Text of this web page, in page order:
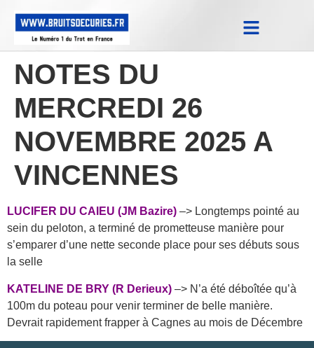
NOTES DU
MERCREDI 26
NOVEMBRE 2025 A
VINCENNES
LUCIFER DU CAIEU (JM Bazire) –> Longtemps pointé au
sein du peloton, a terminé de prometteuse manière pour
s’emparer d’une nette seconde place pour ses débuts sous
la selle
KATELINE DE BRY (R Derieux) –> N’a été déboîtée qu’à
100m du poteau pour venir terminer de belle manière.
Devrait rapidement frapper à Cagnes au mois de Décembre